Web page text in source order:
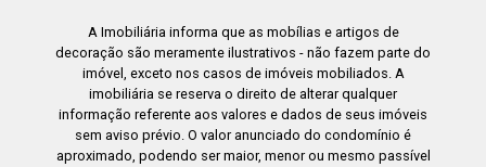
A Imobiliária informa que as mobílias e artigos de
decoração são meramente ilustrativos - não fazem parte do
imóvel, exceto nos casos de imóveis mobiliados. A
imobiliária se reserva o direito de alterar qualquer
informação referente aos valores e dados de seus imóveis
sem aviso prévio. O valor anunciado do condomínio é
aproximado, podendo ser maior, menor ou mesmo passível